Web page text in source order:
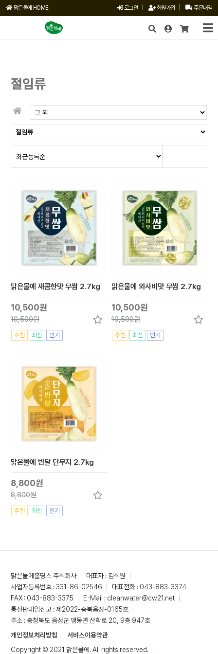
맑은물에 HOME 로그인| 회원가입 주문내역
절임류
맑은물에 새콤한맛 무쌈 2.7kg
10,500원
10,500원
추천 최신 인기
맑은물에 와사비맛 무쌈 2.7kg
10,500원
10,500원
추천 최신 인기
맑은물에 반달 단무지 2.7kg
8,800원
8,800원
추천 최신 인기
맑은물에홀딩스 주식회사
대표자 : 김석원
사업자등록번호 : 331-86-02546
대표전화 : 043-883-3374
FAX : 043-883-3375
E-Mail : cleanwater@cw21.net
통신판매업신고 : 제2022-충북음성-0165호
주소 : 충청북도 음성군 맹동면 산학로 20, 9층 947호
개인정보처리방침
서비스이용약관
Copyright © 2021 맑은물에. All rights reserved.